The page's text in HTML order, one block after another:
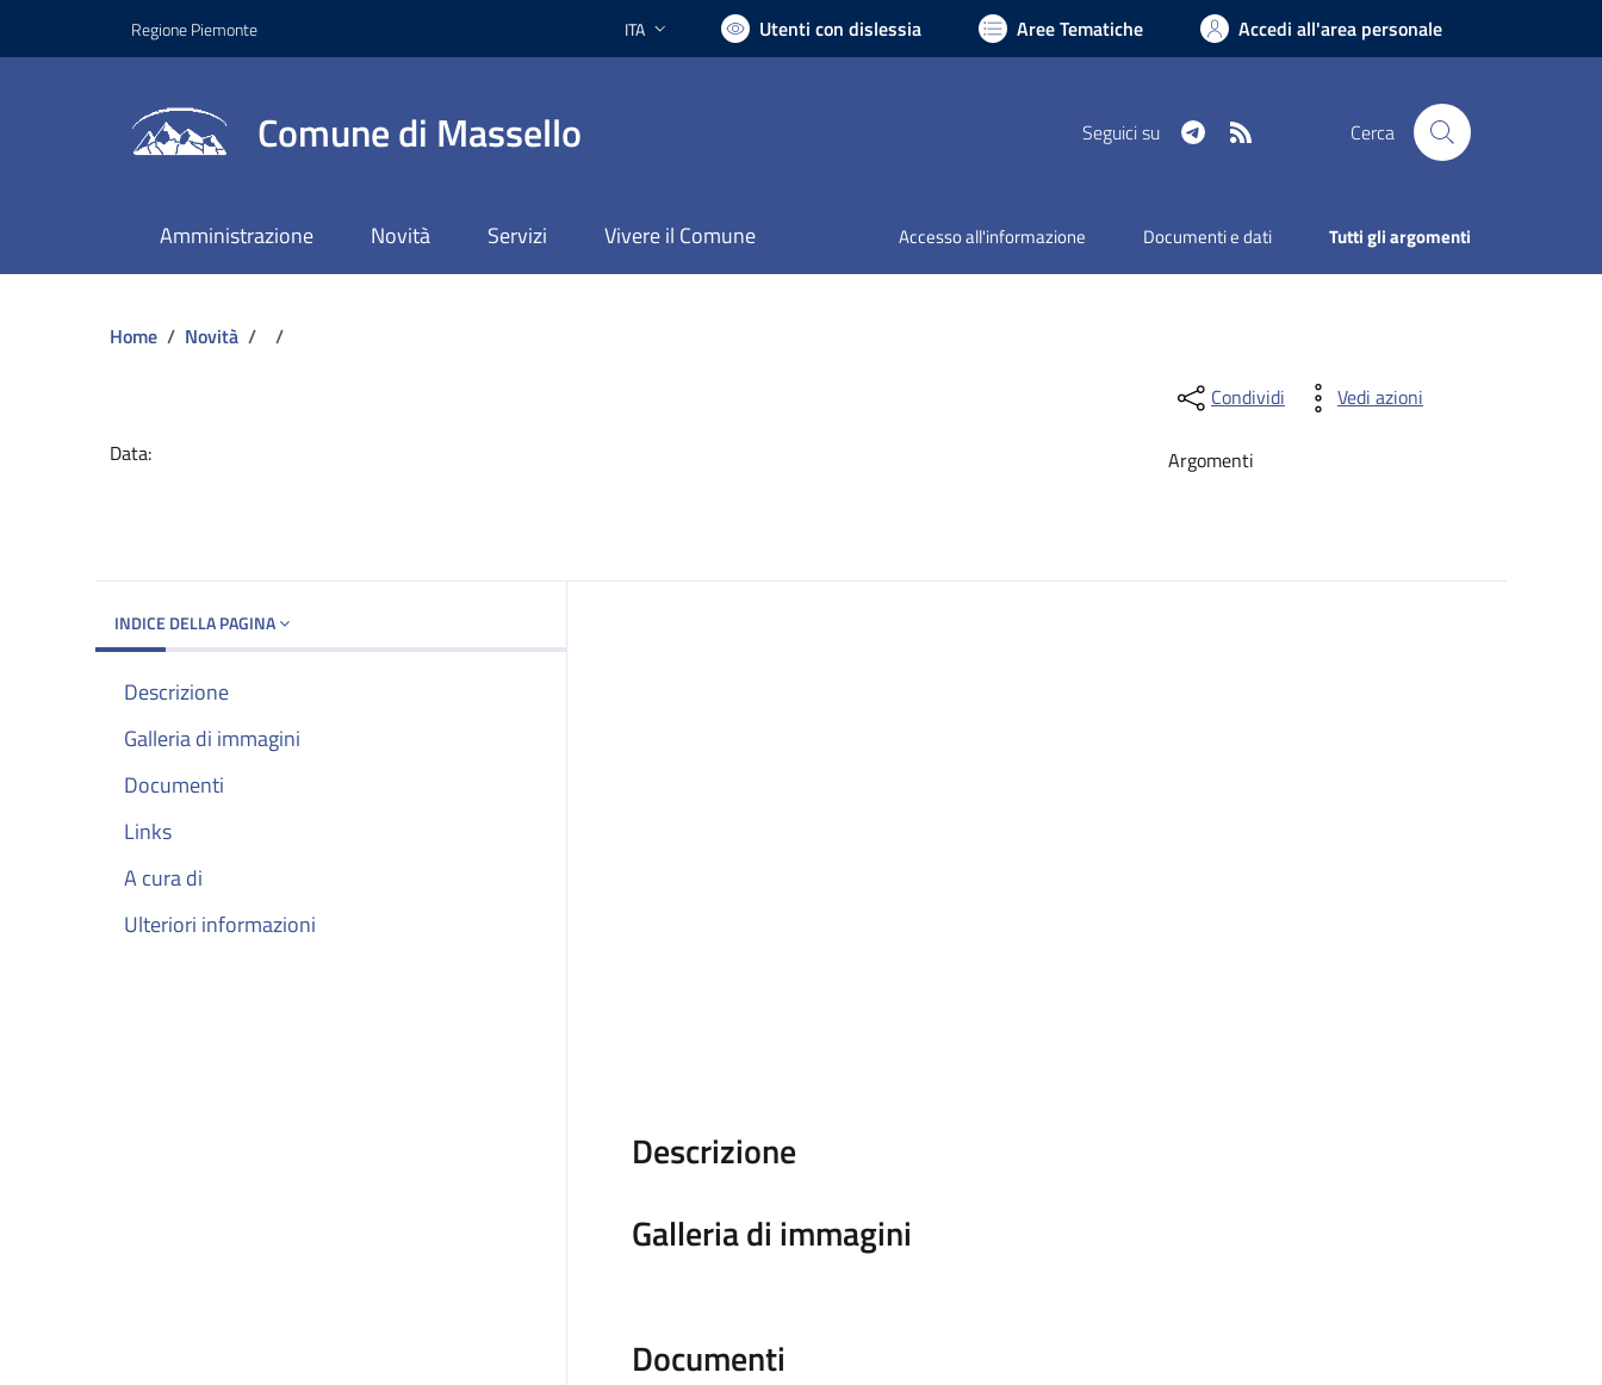
Regione Piemonte Lingua attiva:
ITA Utenti con dislessia Aree Tematiche Accedi all'area personale
Comune di Massello Seguici su Telegram Cerca
Amministrazione Novità Servizi Vivere il Comune Accesso all'informazione Documenti e dati Tutti gli argomenti
Home / Novità / /
Data:
Condividi Vedi azioni
Argomenti
INDICE DELLA PAGINA
Descrizione
Galleria di immagini
Documenti
Links
A cura di
Ulteriori informazioni
Descrizione
Galleria di immagini
Documenti